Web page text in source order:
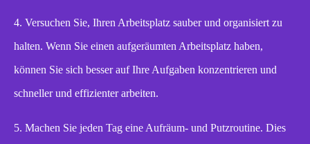
4. Versuchen Sie, Ihren Arbeitsplatz sauber und organisiert zu
halten. Wenn Sie einen aufgeräumten Arbeitsplatz haben,
können Sie sich besser auf Ihre Aufgaben konzentrieren und
schneller und effizienter arbeiten.
5. Machen Sie jeden Tag eine Aufräum- und Putzroutine. Dies